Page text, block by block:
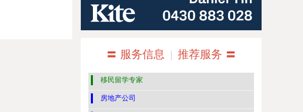
〓 服务信息 | 推荐服务 〓
移民留学专家
房地产公司